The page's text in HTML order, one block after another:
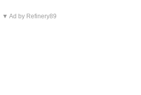
▼ Ad by Refinery89